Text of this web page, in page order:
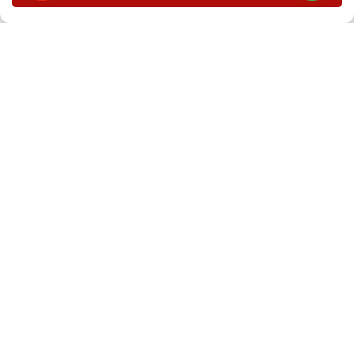
Материалы, размещенные на сайте, не являются публичной офертой